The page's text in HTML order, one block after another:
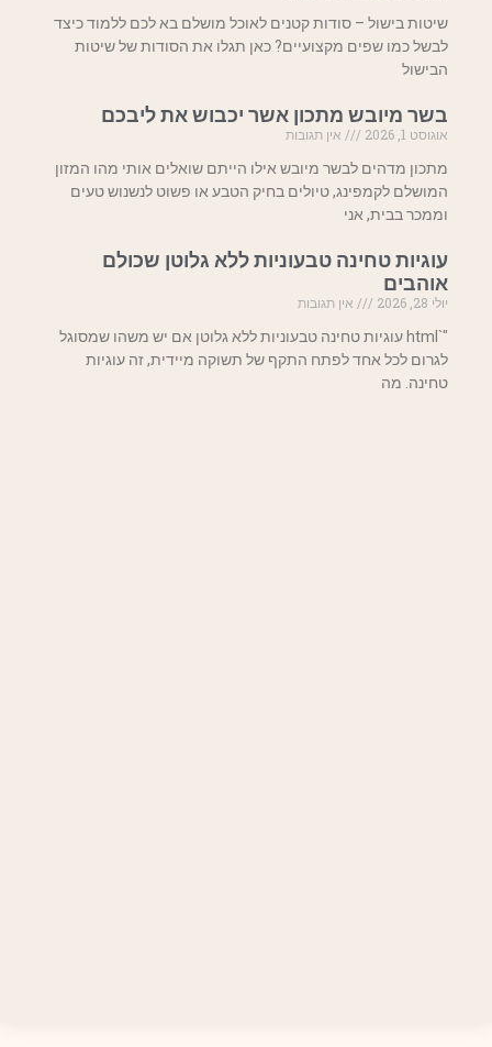
שיטות בישול – סודות קטנים לאוכל מושלם בא לכם ללמוד כיצד
לבשל כמו שפים מקצועיים? כאן תגלו את הסודות של שיטות
הבישול
בשר מיובש מתכון אשר יכבוש את ליבכם
אוגוסט 1, 2026
אין תגובות
מתכון מדהים לבשר מיובש אילו הייתם שואלים אותי מהו המזון
המושלם לקמפינג, טיולים בחיק הטבע או פשוט לנשנוש טעים
וממכר בבית, אני
עוגיות טחינה טבעוניות ללא גלוטן שכולם
אוהבים
יולי 28, 2026
אין תגובות
"`html עוגיות טחינה טבעוניות ללא גלוטן אם יש משהו שמסוגל
לגרום לכל אחד לפתח התקף של תשוקה מיידית, זה עוגיות
טחינה. מה